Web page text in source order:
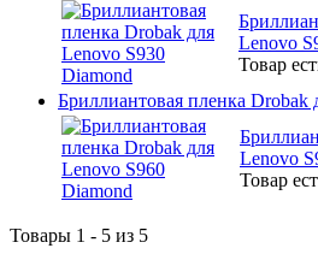
Lenovo
Товар
Бриллиантовая пленка Drobak
Lenovo
Товар
Товары 1 - 5 из 5